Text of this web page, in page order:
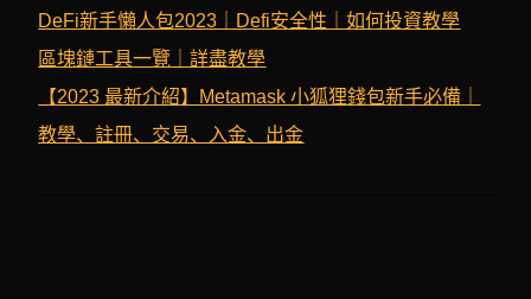
DeFi新手懶人包2023｜Defi安全性｜如何投資教學
區塊鏈工具一覽｜詳盡教學
【2023 最新介紹】Metamask 小狐狸錢包新手必備｜
教學、註冊、交易、入金、出金